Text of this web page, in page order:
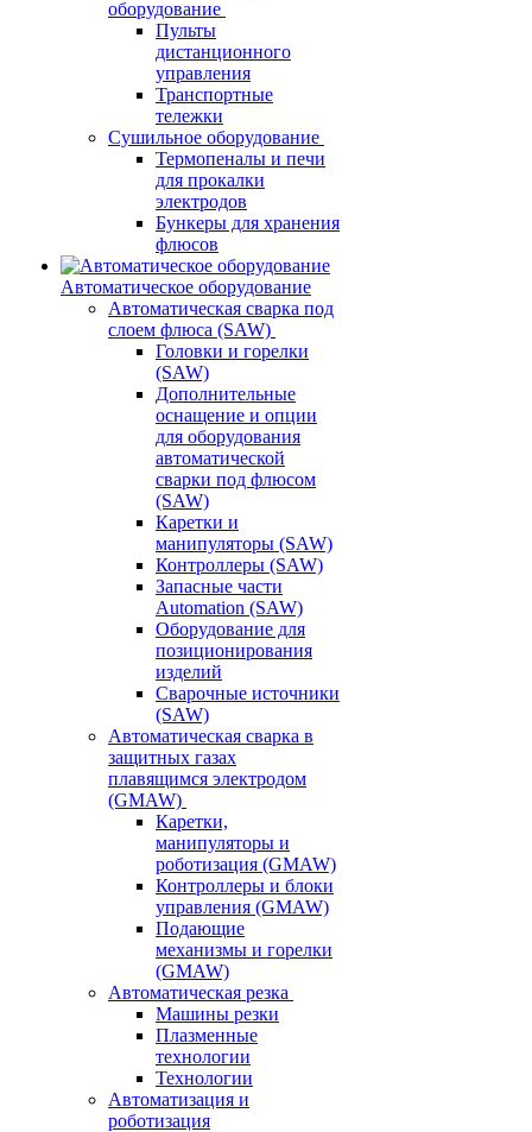
оборудование
Пульты
дистанционного
управления
Транспортные
тележки
Сушильное оборудование
Термопеналы и печи
для прокалки
электродов
Бункеры для хранения
флюсов
Автоматическое оборудование
Автоматическая сварка под
слоем флюса (SAW)
Головки и горелки
(SAW)
Дополнительные
оснащение и опции
для оборудования
автоматической
сварки под флюсом
(SAW)
Каретки и
манипуляторы (SAW)
Контроллеры (SAW)
Запасные части
Automation (SAW)
Оборудование для
позиционирования
изделий
Сварочные источники
(SAW)
Автоматическая сварка в
защитных газах
плавящимся электродом
(GMAW)
Каретки,
манипуляторы и
роботизация (GMAW)
Контроллеры и блоки
управления (GMAW)
Подающие
механизмы и горелки
(GMAW)
Автоматическая резка
Машины резки
Плазменные
технологии
Технологии
Автоматизация и
роботизация